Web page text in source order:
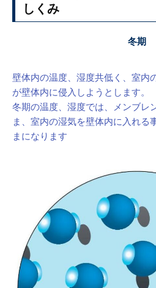
しくみ
冬期
壁体内の温度、湿度共低く、室内
が壁体内に侵入しようとします。
冬期の温度、湿度では、メンブレ
ま、室内の湿気を壁体内に入れる
まになります